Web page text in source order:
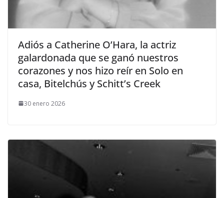
​Adiós a Catherine O’Hara, la actriz
galardonada que se ganó nuestros
corazones y nos hizo reír en Solo en
casa, Bitelchús y Schitt’s Creek
30 enero 2026